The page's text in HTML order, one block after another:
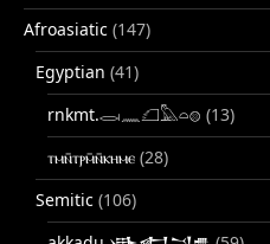
Afroasiatic (147)
Egyptian (41)
rnkmt.𓂋𓏺𓈖𓆎𓅓𓏏𓊖 (13)
ⲧⲙⲛ̄ⲧⲣⲙ̄ⲛ̄ⲕⲏⲙⲉ (28)
Semitic (106)